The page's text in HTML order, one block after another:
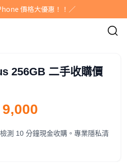
價格大優惠！！／
256GB 二手收購價
測 10 分鐘現金收購。專業隱私清